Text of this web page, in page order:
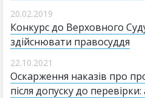
20.02.2019
Конкурс до Верховного
здійснювати правосуддя
22.10.2021
Оскарження наказів про
після допуску до